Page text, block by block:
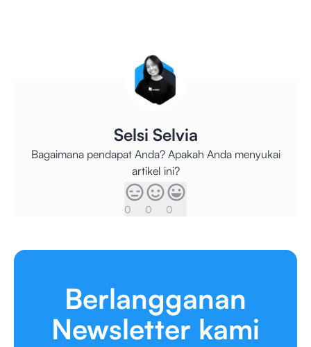
Selsi Selvia
Bagaimana pendapat Anda? Apakah Anda menyukai
artikel ini?
0 0 0
Berlangganan
Newsletter kami